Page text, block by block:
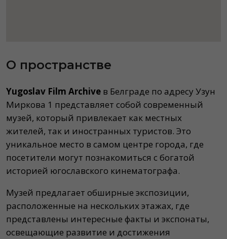
О пространстве
Yugoslav Film Archive в Белграде по адресу Узун
Миркова 1 представляет собой современный
музей, который привлекает как местных
жителей, так и иностранных туристов. Это
уникальное место в самом центре города, где
посетители могут познакомиться с богатой
историей югославского кинематографа.
Музей предлагает обширные экспозиции,
расположенные на нескольких этажах, где
представлены интересные факты и экспонаты,
освещающие развитие и достижения